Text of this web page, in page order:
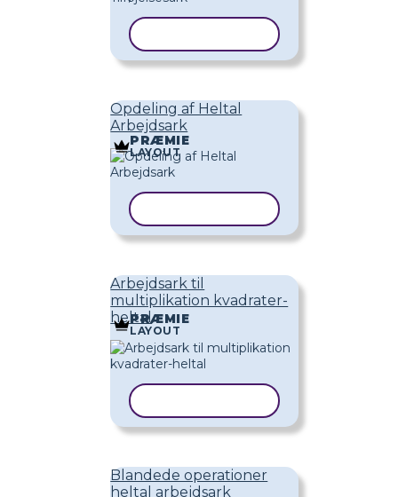
Opdeling af Heltal
Arbejdsark
PRÆMIE
LAYOUT
Arbejdsark til
multiplikation kvadrater-
heltalPRÆMIE
LAYOUT
Blandede operationer
heltal arbejdsark